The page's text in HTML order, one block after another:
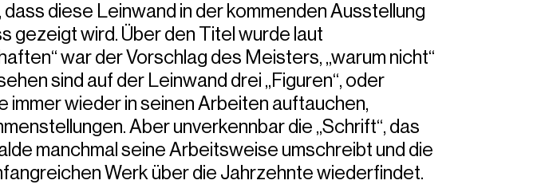
diese Leinwand in der kommenden Ausstellung
gezeigt wird. Über den Titel wurde laut
war der Vorschlag des Meisters, „warum nicht“
sind auf der Leinwand drei „Figuren“, oder
immer wieder in seinen Arbeiten auftauchen,
Aber unverkennbar die „Schrift“, das
manchmal seine Arbeitsweise umschreibt und die
Werk über die Jahrzehnte wiederfindet.